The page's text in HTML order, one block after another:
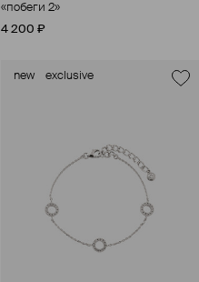
«побеги 2»
4 200 ₽
new exclusive